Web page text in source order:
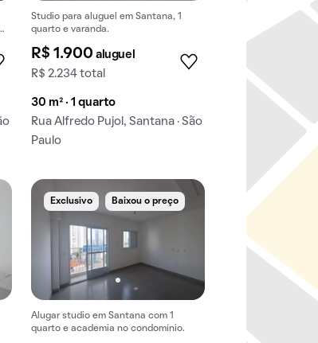
Studio para aluguel em Santana, 1
quarto e varanda.
R$ 1.900 aluguel
R$ 2.234 total
30 m² · 1 quarto
Rua Alfredo Pujol, Santana · São
Paulo
Exclusivo Baixou o preço
Alugar studio em Santana com 1
quarto e academia no condomínio.